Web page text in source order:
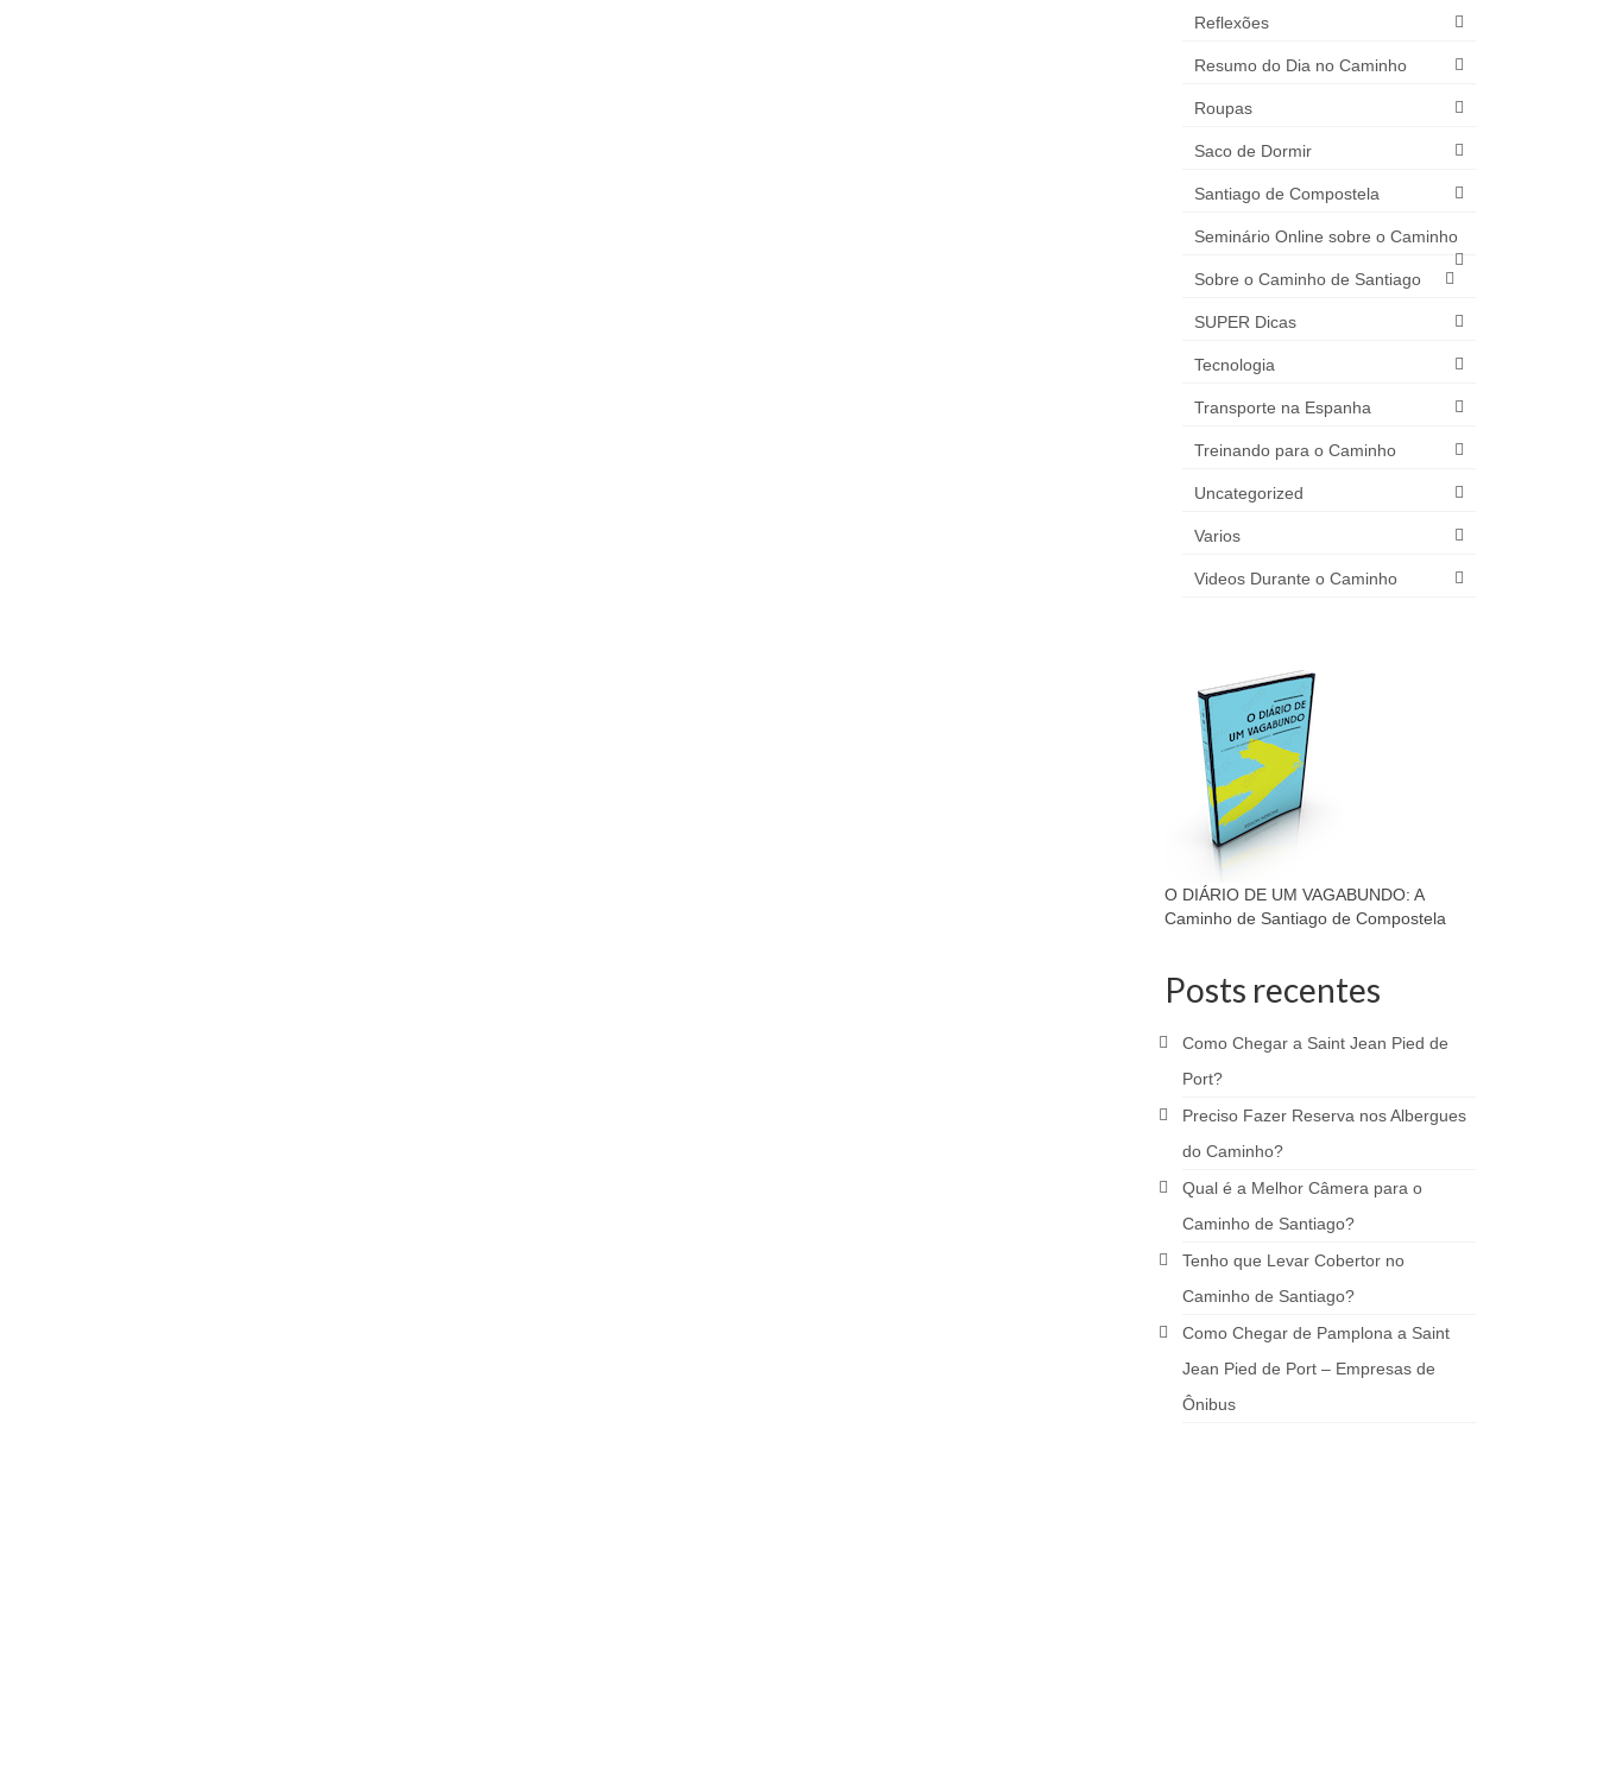
Reflexões
Resumo do Dia no Caminho
Roupas
Saco de Dormir
Santiago de Compostela
Seminário Online sobre o Caminho
Sobre o Caminho de Santiago
SUPER Dicas
Tecnologia
Transporte na Espanha
Treinando para o Caminho
Uncategorized
Varios
Videos Durante o Caminho
O DIÁRIO DE UM VAGABUNDO: A
Caminho de Santiago de Compostela
Posts recentes
Como Chegar a Saint Jean Pied de
Port?
Preciso Fazer Reserva nos Albergues
do Caminho?
Qual é a Melhor Câmera para o
Caminho de Santiago?
Tenho que Levar Cobertor no
Caminho de Santiago?
Como Chegar de Pamplona a Saint
Jean Pied de Port – Empresas de
Ônibus